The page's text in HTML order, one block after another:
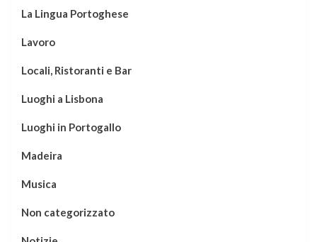
La Lingua Portoghese
Lavoro
Locali, Ristoranti e Bar
Luoghi a Lisbona
Luoghi in Portogallo
Madeira
Musica
Non categorizzato